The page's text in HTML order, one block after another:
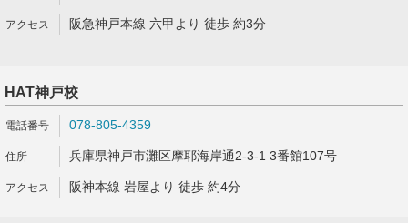
阪急神戸本線 六甲より 徒歩 約3分
HAT神戸校
078-805-4359
兵庫県神戸市灘区摩耶海岸通2-3-1 3番館107号
阪神本線 岩屋より 徒歩 約4分